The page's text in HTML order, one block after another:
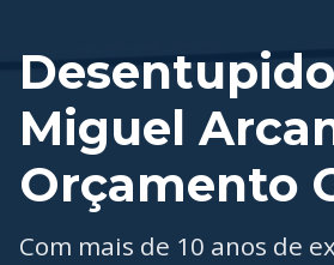
Miguel
Orçamento
Com mais de 10 anos de